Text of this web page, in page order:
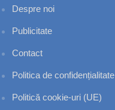
Despre noi
Publicitate
Contact
Politica de confidențialitate
Politică cookie-uri (UE)